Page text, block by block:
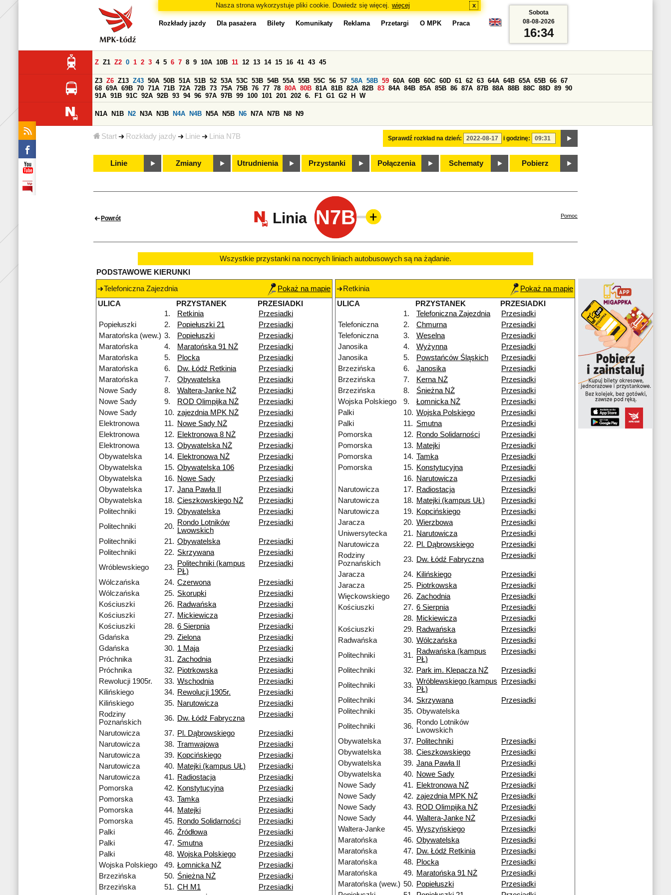
Nasza strona wykorzystuje pliki cookie. Dowiedz się więcej. więcej x
Start Rozkłady jazdy Linie Linia N7B
Rozkłady jazdy Dla pasażera Bilety Komunikaty Reklama Przetargi O MPK Praca
Sprawdź rozkład na dzień: i godzinę:
Z Z1 Z2 0 1 2 3 4 5 6 7 8 9 10A 10B 11 12 13 14 15 16 41 43 45
Z3 Z6 Z13 Z43 50A 50B 51A 51B 52 53A 53C 53B 54B 55A 55B 55C 56 57 58A 58B 59 60A 60B 60C 60D 61 62 63 64A 64B 65A 65B 66 67
68 69A 69B 70 71A 71B 72A 72B 73 75A 75B 76 77 78 80A 80B 81A 81B 82A 82B 83 84A 84B 85A 85B 86 87A 87B 88A 88B 88C 88D 89 90
91A 91B 91C 92A 92B 93 94 96 97A 97B 99 100 101 201 202 6. F1 G1 G2 H W
N1A N1B N2 N3A N3B N4A N4B N5A N5B N6 N7A N7B N8 N9
Linie Zmiany Utrudnienia Przystanki Połączenia Schematy Pobierz
Sobota
08-08-2026
16:34
Powrót Linia N7B Pomoc
Wszystkie przystanki na nocnych liniach autobusowych są na żądanie.
PODSTAWOWE KIERUNKI
Telefoniczna Zajezdnia
Pokaż na mapie
ULICA
PRZYSTANEK
PRZESIADKI
1.
Retkinia
Przesiadki
Popiełuszki
2. Popiełuszki 21
Przesiadki
Maratońska (wew.) 3. Popiełuszki
Przesiadki
Maratońska
4. Maratońska 91 NŻ
Przesiadki
Maratońska
5. Plocka
Przesiadki
Maratońska
6. Dw. Łódź Retkinia
Przesiadki
Maratońska
7. Obywatelska
Przesiadki
Nowe Sady
8. Waltera-Janke NŻ
Przesiadki
Nowe Sady
9. ROD Olimpijka NŻ
Przesiadki
Nowe Sady
10. zajezdnia MPK NŻ
Przesiadki
Elektronowa
11. Nowe Sady NŻ
Przesiadki
Elektronowa
12. Elektronowa 8 NŻ
Przesiadki
Elektronowa
13. Obywatelska NŻ
Przesiadki
Obywatelska
14. Elektronowa NŻ
Przesiadki
Obywatelska
15. Obywatelska 106
Przesiadki
Obywatelska
16. Nowe Sady
Przesiadki
Obywatelska
17. Jana Pawła II
Przesiadki
Obywatelska
18. Cieszkowskiego NŻ
Przesiadki
Politechniki
19. Obywatelska
Przesiadki
Politechniki
20. Rondo Lotników
Lwowskich
Przesiadki
Politechniki 21. Obywatelska
Przesiadki
Politechniki
22. Skrzywana
Przesiadki
Wróblewskiego
23. Politechniki (kampus
PŁ)
Przesiadki
Wólczańska 24. Czerwona
Przesiadki
Wólczańska
25. Skorupki
Przesiadki
Kościuszki
26. Radwańska
Przesiadki
Kościuszki
27. Mickiewicza
Przesiadki
Kościuszki
28. 6 Sierpnia
Przesiadki
Gdańska
29. Zielona
Przesiadki
Gdańska
30. 1 Maja
Przesiadki
Próchnika
31. Zachodnia
Przesiadki
Próchnika
32. Piotrkowska
Przesiadki
Rewolucji 1905r.
33. Wschodnia
Przesiadki
Kilińskiego
34. Rewolucji 1905r.
Przesiadki
Kilińskiego
35. Narutowicza
Przesiadki
Rodziny
Poznańskich
36. Dw. Łódź Fabryczna Przesiadki
Narutowicza 37. Pl. Dąbrowskiego
Przesiadki
Narutowicza
38. Tramwajowa
Przesiadki
Narutowicza
39. Kopcińskiego
Przesiadki
Narutowicza
40. Matejki (kampus UŁ)
Przesiadki
Narutowicza
41. Radiostacja
Przesiadki
Pomorska
42. Konstytucyjna
Przesiadki
Pomorska
43. Tamka
Przesiadki
Pomorska
44. Matejki
Przesiadki
Pomorska
45. Rondo Solidarności
Przesiadki
Palki
46. Źródłowa
Przesiadki
Palki
47. Smutna
Przesiadki
Palki
48. Wojska Polskiego
Przesiadki
Wojska Polskiego
49. Łomnicka NŻ
Przesiadki
Brzezińska
50. Śnieżna NŻ
Przesiadki
Brzezińska
51. CH M1
Przesiadki
Retkinia
Pokaż na mapie
ULICA
PRZYSTANEK
PRZESIADKI
1.
Telefoniczna Zajezdnia
Przesiadki
Telefoniczna
2. Chmurna
Przesiadki
Telefoniczna
3. Weselna
Przesiadki
Janosika
4. Wyżynna
Przesiadki
Janosika
5. Powstańców Śląskich
Przesiadki
Brzezińska
6. Janosika
Przesiadki
Brzezińska
7. Kerna NŻ
Przesiadki
Brzezińska
8. Śnieżna NŻ
Przesiadki
Wojska Polskiego
9. Łomnicka NŻ
Przesiadki
Palki
10. Wojska Polskiego
Przesiadki
Palki
11. Smutna
Przesiadki
Pomorska
12. Rondo Solidarności
Przesiadki
Pomorska
13. Matejki
Przesiadki
Pomorska
14. Tamka
Przesiadki
Pomorska
15. Konstytucyjna
Przesiadki
16. Narutowicza
Przesiadki
Narutowicza
17. Radiostacja
Przesiadki
Narutowicza
18. Matejki (kampus UŁ)
Przesiadki
Narutowicza
19. Kopcińskiego
Przesiadki
Jaracza
20. Wierzbowa
Przesiadki
Uniwersytecka
21. Narutowicza
Przesiadki
Narutowicza
22. Pl. Dąbrowskiego
Przesiadki
Rodziny
Poznańskich
23. Dw. Łódź Fabryczna Przesiadki
Jaracza 24. Kilińskiego
Przesiadki
Jaracza
25. Piotrkowska
Przesiadki
Więckowskiego
26. Zachodnia
Przesiadki
Kościuszki
27. 6 Sierpnia
Przesiadki
28. Mickiewicza
Przesiadki
Kościuszki
29. Radwańska
Przesiadki
Radwańska
30. Wólczańska
Przesiadki
Politechniki
31. Radwańska (kampus
PŁ)
Przesiadki
Politechniki 32. Park im. Klepacza NŻ
Przesiadki
Politechniki
33. Wróblewskiego (kampus
PŁ)
Przesiadki
Politechniki 34. Skrzywana
Przesiadki
Politechniki
35. Obywatelska
Politechniki
36. Rondo Lotników
Lwowskich
Obywatelska
37. Politechniki
Przesiadki
Obywatelska
38. Cieszkowskiego
Przesiadki
Obywatelska
39. Jana Pawła II
Przesiadki
Obywatelska
40. Nowe Sady
Przesiadki
Nowe Sady
41. Elektronowa NŻ
Przesiadki
Nowe Sady
42. zajezdnia MPK NŻ
Przesiadki
Nowe Sady
43. ROD Olimpijka NŻ
Przesiadki
Nowe Sady
44. Waltera-Janke NŻ
Przesiadki
Waltera-Janke
45. Wyszyńskiego
Przesiadki
Maratońska
46. Obywatelska
Przesiadki
Maratońska
47. Dw. Łódź Retkinia
Przesiadki
Maratońska
48. Plocka
Przesiadki
Maratońska
49. Maratońska 91 NŻ
Przesiadki
Maratońska (wew.) 50. Popiełuszki
Przesiadki